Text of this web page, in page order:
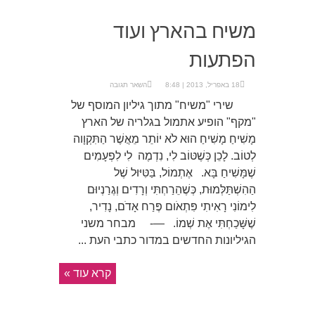
משיח בהארץ ועוד
הפתעות
18 באפריל, 2013 | 8:48 השאר תגובה
שירי "משיח" מתוך גיליון המוסף של
"מקף" הופיע אתמול בגלריה של הארץ
מָשִׁיחַ מָשִׁיחַ הוּא לֹא יוֹתֵר מֵאֲשֶׁר הַתִּקְוָוה
לְטוֹב. לָכֵן כְּשֶׁטּוֹב לִי, נִדְמֶה לִי לִפְעָמִים
שֶׁמָּשִׁיחַ בָּא. אֶתְמוֹל, בַּטִּיּוּל שֶׁל
הַהִשְׁתַּלְּמוּת, כְּשֶׁהֵרַחְתִּי וְרָדִים וְגֶרַנְיוּם
לִימוֹנִי רָאִיתִי פִּתְאֹום פֶּרַח אָדֹם, נָדִיר,
שֶׁשָּׁכַחְתִּי אֶת שְׁמוֹ. —- מבחר משני
הגיליונות החדשים במדור כתבי העת ...
קרא עוד »